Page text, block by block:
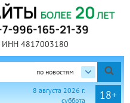
ИНН 4817003180
по новостям
18+
8 августа 2026 г.
суббота